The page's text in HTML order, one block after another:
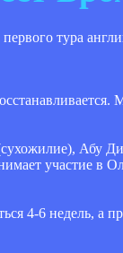
тура
Абу
участие в
4-6 недель, а